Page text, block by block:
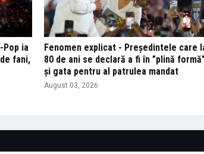
ia
fani,
Fenomen explicat - Președintele care
80 de ani se declară a fi în ”plină
și gata pentru al patrulea mandat
August 03, 2026